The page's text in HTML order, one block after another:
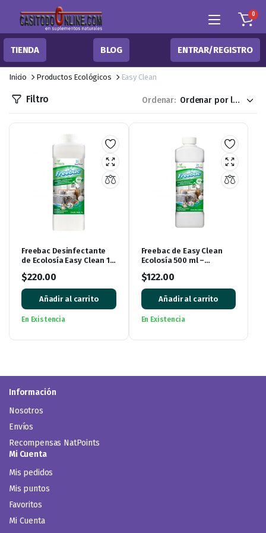
0
TIENDA BLOG ENTRAR/REGISTRO
Inicio Productos Ecológicos Easy Clean
Filtro Ordenar:
Freebac Desinfectante
de Ecolosía Easy Clean 1
$220.00
Añadir al carrito
En Existencia
Freebac de Easy Clean
Ecolosía 500 ml –
Desinfectante
$122.00
Añadir al carrito
En Existencia
Información
Nosotros
Envíos
Recompensas NatPoints
Mi Cuenta
Mis pedidos
Mis puntos
Favoritos
Mi Cuenta